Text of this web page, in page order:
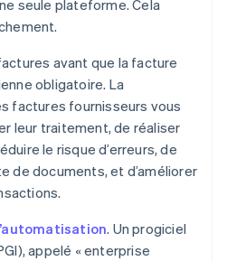
seule plateforme. Cela
avant que la facture
obligatoire. La
factures fournisseurs vous
leur traitement, de réaliser
le risque d’erreurs, de
de documents, et d’améliorer
. Un progiciel
appelé « enterprise